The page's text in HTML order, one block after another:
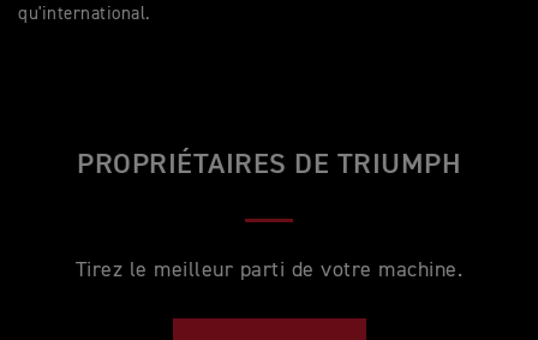
qu'international.
PROPRIÉTAIRES DE TRIUMPH
Tirez le meilleur parti de votre machine.